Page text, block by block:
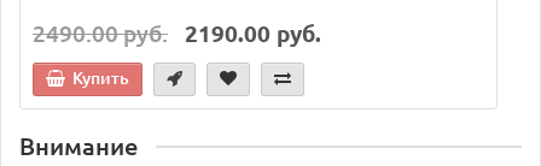
2490.00 руб. 2190.00 руб.
Купить
Внимание